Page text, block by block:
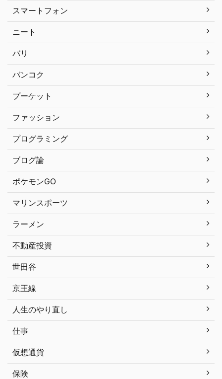
スマートフォン
ニート
バリ
バンコク
プーケット
ファッション
プログラミング
ブログ論
ポケモンGO
マリンスポーツ
ラーメン
不動産投資
世田谷
京王線
人生のやり直し
仕事
仮想通貨
保険